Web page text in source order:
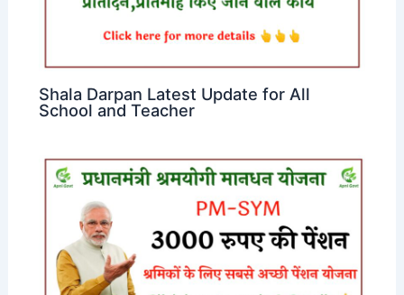
Shala Darpan Latest Update for All
School and Teacher